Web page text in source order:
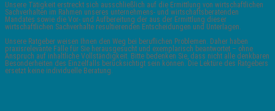
Unsere Tätigkeit erstreckt sich ausschließlich auf die Ermittlung von wirtschaftlichen
Sachverhalten im Rahmen unseres unternehmens- und wirtschaftsberatenden
Mandates sowie die Vor- und Aufbereitung der aus der Ermittlung dieser
wirtschaftlichen Sachverhalte resultierenden Entscheidungen und Unterlagen.
Unsere Ratgeber weisen Ihnen den Weg bei beruflichen Problemen. Daher haben
praxisrelevante Fälle für Sie herausgesucht und exemplarisch beantwortet – ohne
Anspruch auf inhaltliche Vollständigkeit. Bitte bedenken Sie, dass nicht alle denkbaren
Besonderheiten des Einzelfalls berücksichtigt sein können. Die Lektüre des Ratgebers
ersetzt keine individuelle Beratung.